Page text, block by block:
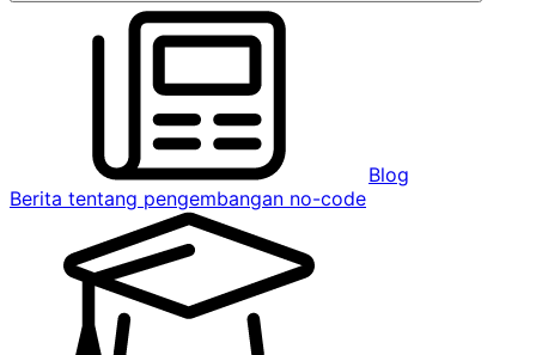
Blog
Berita tentang pengembangan no-code